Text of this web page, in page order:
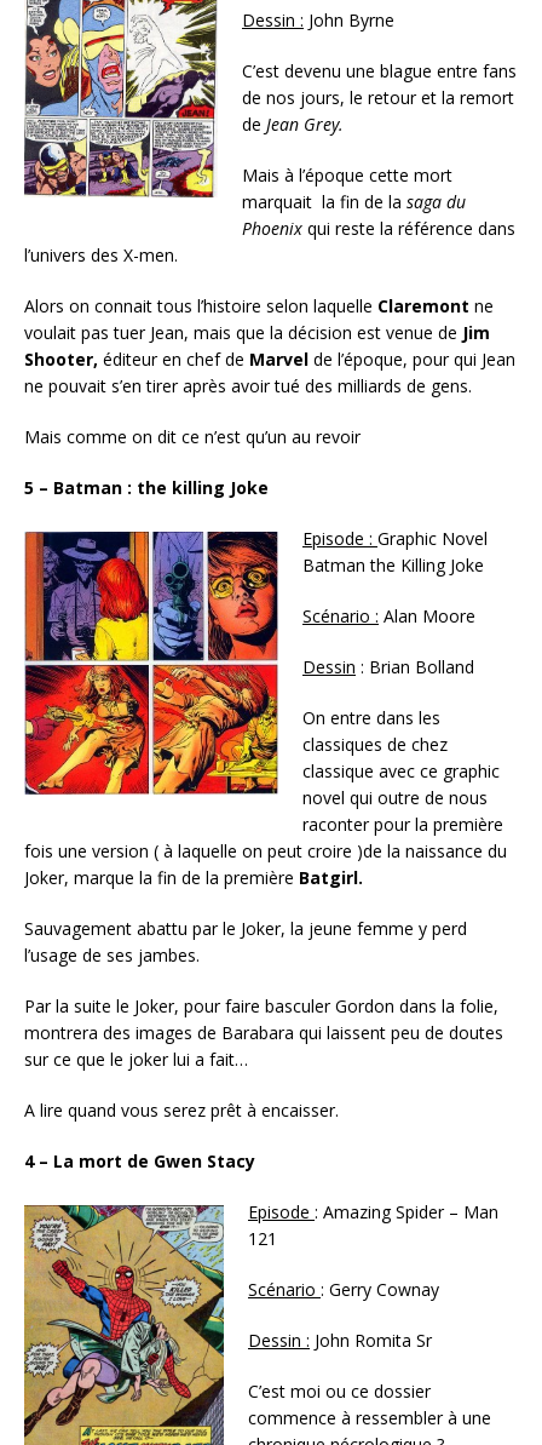
Dessin : John Byrne
C’est devenu une blague entre fans
de nos jours, le retour et la remort
de Jean Grey.
Mais à l’époque cette mort
marquait la fin de la saga du
Phoenix qui reste la référence dans
l’univers des X-men.
Alors on connait tous l’histoire selon laquelle Claremont ne
voulait pas tuer Jean, mais que la décision est venue de Jim
Shooter, éditeur en chef de Marvel de l’époque, pour qui Jean
ne pouvait s’en tirer après avoir tué des milliards de gens.
Mais comme on dit ce n’est qu’un au revoir
5 – Batman : the killing Joke
Episode : Graphic Novel
Batman the Killing Joke
Scénario : Alan Moore
Dessin : Brian Bolland
On entre dans les
classiques de chez
classique avec ce graphic
novel qui outre de nous
raconter pour la première
fois une version ( à laquelle on peut croire )de la naissance du
Joker, marque la fin de la première Batgirl.
Sauvagement abattu par le Joker, la jeune femme y perd
l’usage de ses jambes.
Par la suite le Joker, pour faire basculer Gordon dans la folie,
montrera des images de Barabara qui laissent peu de doutes
sur ce que le joker lui a fait…
A lire quand vous serez prêt à encaisser.
4 – La mort de Gwen Stacy
Episode : Amazing Spider – Man
121
Scénario : Gerry Cownay
Dessin : John Romita Sr
C’est moi ou ce dossier
commence à ressembler à une